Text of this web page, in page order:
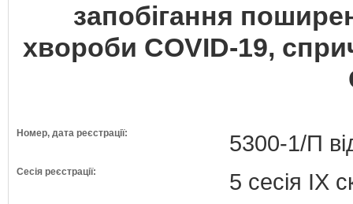
запобігання
хвороби COVID-19,
Номер, дата реєстрації: 5300-1/П
Сесія реєстрації: 5 сесія IX